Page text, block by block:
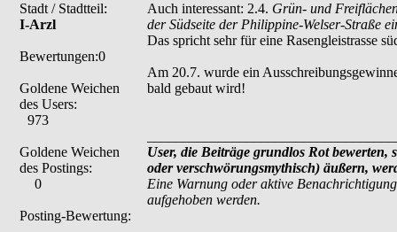
Stadt / Stadtteil:
I-Arzl
Bewertungen:0
Goldene Weichen
des Users:
973
Goldene Weichen
des Postings:
0
Posting-Bewertung:
Auch interessant: 2.4. Grün- und
der Südseite der Philippine-Welser-Straße
Das spricht sehr für eine Rasengleistrasse
Am 20.7. wurde ein
bald gebaut wird!
User, die Beiträge grundlos Rot
oder verschwörungsmythisch) äußern,
Eine Warnung oder aktive
aufgehoben werden.